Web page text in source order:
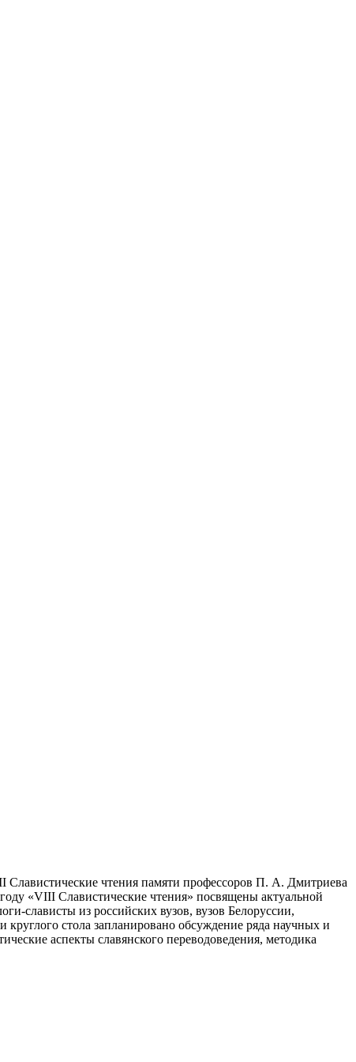
Славистические чтения памяти профессоров П. А. Дмитриева
«VIII Славистические чтения» посвящены актуальной
слависты из российских вузов, вузов Белоруссии,
стола запланировано обсуждение ряда научных и
аспекты славянского переводоведения, методика